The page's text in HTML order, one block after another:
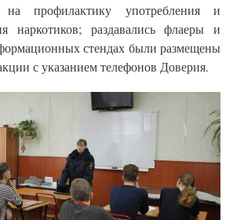
на профилактику употребления и
наркотиков; раздавались флаеры и
стендах были размещены
с указанием телефонов Доверия.